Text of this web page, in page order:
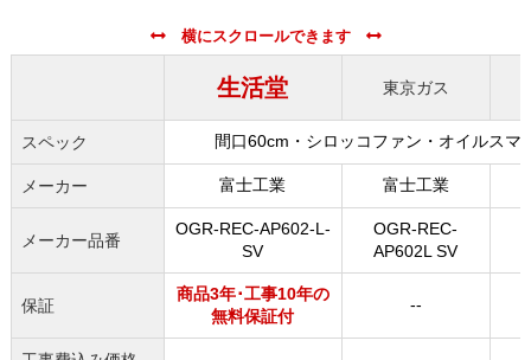
生活堂 東京ガス
スペック 間口60cm・シロッコファン・オイルスマ
メーカー 富士工業 富士工業
メーカー品番
OGR-REC-AP602-L-
SV
OGR-REC-
AP602L SV
保証
商品3年･工事10年の
無料保証付
--